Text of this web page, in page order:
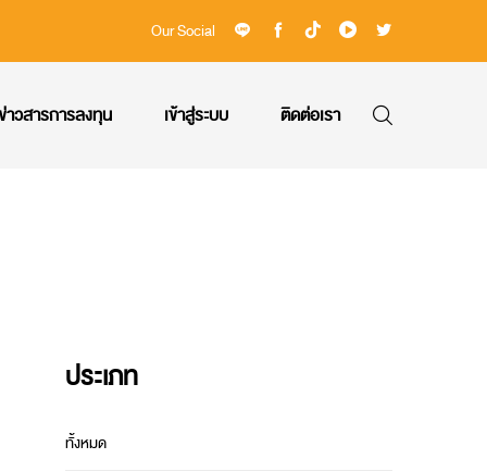
Our Social
าวสารการลงทุน เข้าสู่ระบบ ติดต่อเรา
ประเภท
ทั้งหมด